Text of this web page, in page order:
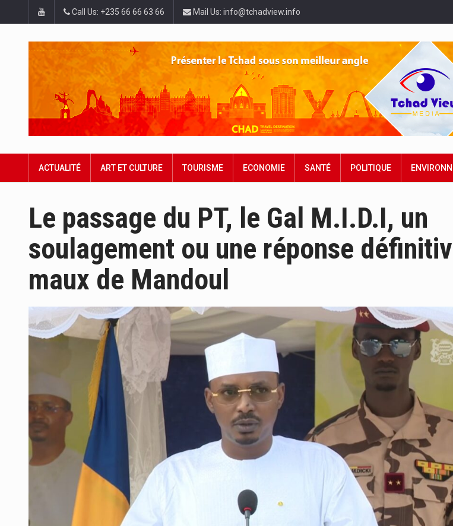
Call Us: +235 66 66 63 66 Mail Us: info@tchadview.info
ACTUALITÉ ART ET CULTURE TOURISME ECONOMIE SANTÉ POLITIQUE
Le passage du PT, le Gal M.I.D.I, un
soulagement ou une réponse
maux de Mandoul